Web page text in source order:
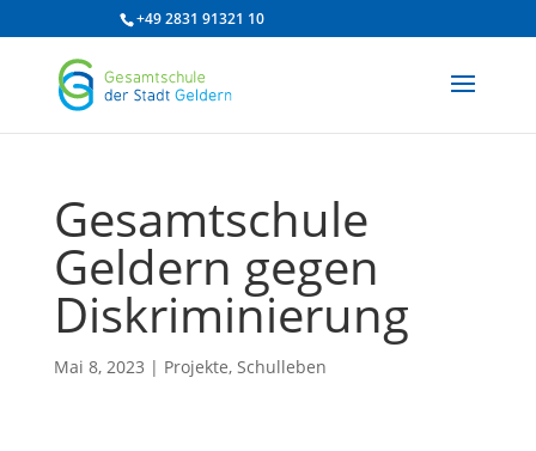
+49 2831 91321 10
Gesamtschule
Geldern gegen
Diskriminierung
Mai 8, 2023 | Projekte, Schulleben